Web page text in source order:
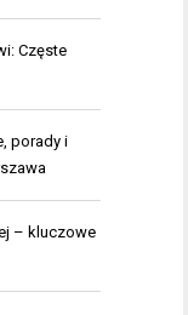
Częste
porady i
– kluczowe